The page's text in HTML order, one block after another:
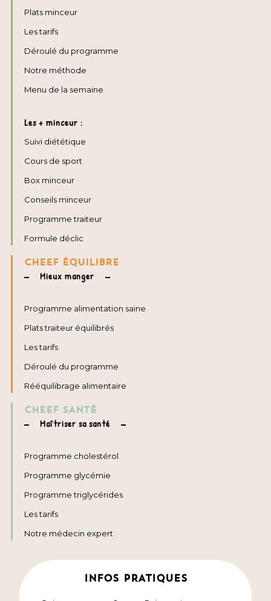
Plats minceur
Les tarifs
Déroulé du programme
Notre méthode
Menu de la semaine
Les + minceur :
Suivi diététique
Cours de sport
Box minceur
Conseils minceur
Programme traiteur
Formule déclic
CHEEF ÉQUILIBRE
Mieux manger
Programme alimentation saine
Plats traiteur équilibrés
Les tarifs
Déroulé du programme
Rééquilibrage alimentaire
CHEEF SANTÉ
Maîtriser sa santé
Programme cholestérol
Programme glycémie
Programme triglycérides
Les tarifs
Notre médecin expert
INFOS PRATIQUES